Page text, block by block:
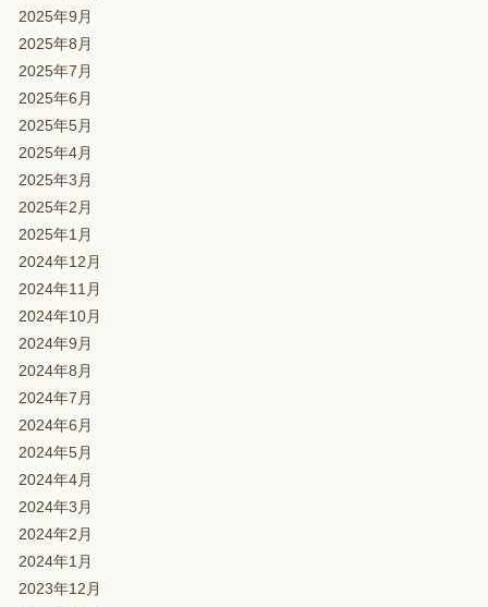
2025年9月
2025年8月
2025年7月
2025年6月
2025年5月
2025年4月
2025年3月
2025年2月
2025年1月
2024年12月
2024年11月
2024年10月
2024年9月
2024年8月
2024年7月
2024年6月
2024年5月
2024年4月
2024年3月
2024年2月
2024年1月
2023年12月